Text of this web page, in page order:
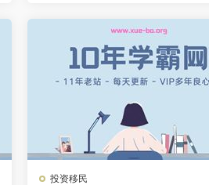
投资移民